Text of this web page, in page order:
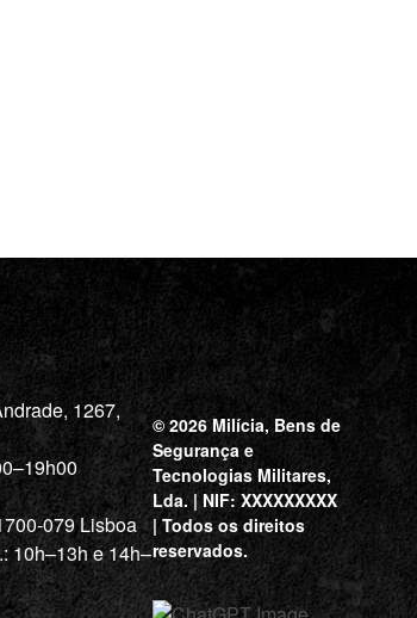
1267,
079 Lisboa
10h–13h e 14h–
© 2026 Milícia, Bens de
Segurança e
Tecnologias Militares,
Lda. | NIF: XXXXXXXXX
| Todos os direitos
reservados.